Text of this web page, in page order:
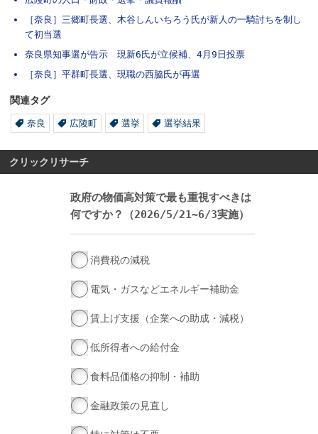
［奈良］三郷町長選、木谷しんいちろう氏が新人の一騎討ちを制し
て初当選
奈良県知事選が告示 現新6氏が立候補、4月9日投票
［奈良］平群町長選、現職の西脇氏が再選
関連タグ
奈良 広陵町 選挙 選挙結果
クリックリサーチ
政府の物価高対策で最も重視すべきは
何ですか？（2026/5/21~6/3実施）
消費税の減税
電気・ガスなどエネルギー補助金
賃上げ支援（企業への助成・減税）
低所得者への給付金
食料品価格の抑制・補助
金融政策の見直し